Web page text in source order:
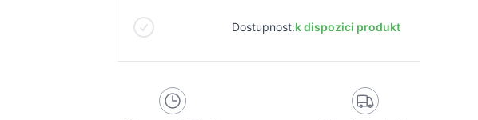
Dostupnost:k dispozici produkt